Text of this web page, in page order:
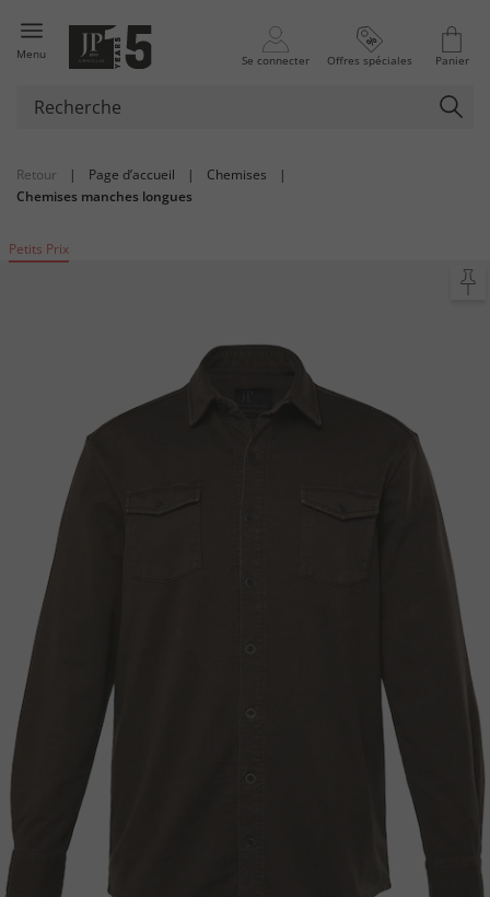
Menu Se connecter Offres spéciales Panier
Retour | Page d’accueil | Chemises
|
Chemises manches longues
Petits Prix